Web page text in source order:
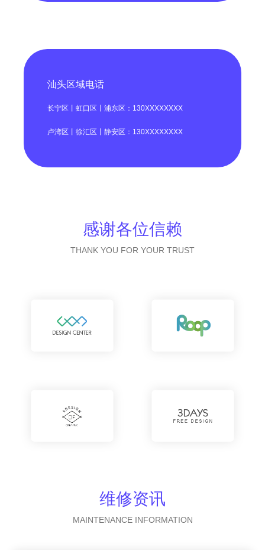
汕头区域电话
长宁区丨虹口区丨浦东区：130XXXXXXXX
卢湾区丨徐汇区丨静安区：130XXXXXXXX
感谢各位信赖
THANK YOU FOR YOUR TRUST
维修资讯
MAINTENANCE INFORMATION